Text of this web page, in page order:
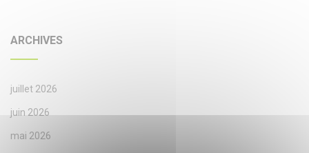
ARCHIVES
juillet 2026
juin 2026
mai 2026